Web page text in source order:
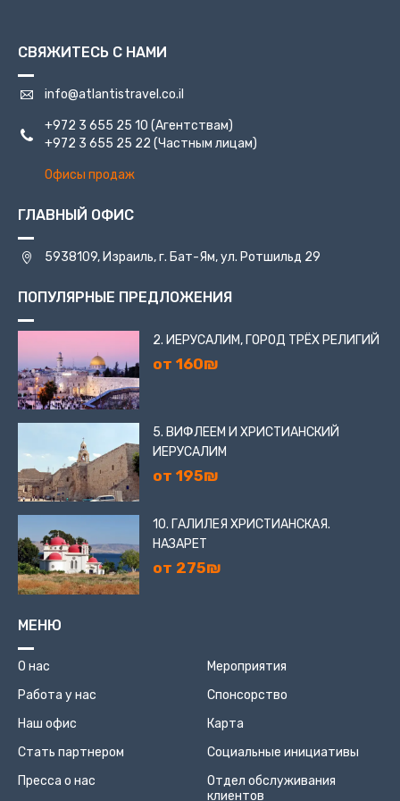
СВЯЖИТЕСЬ С НАМИ
info@atlantistravel.co.il
+972 3 655 25 10 (Агентствам)
+972 3 655 25 22 (Частным лицам)
Офисы продаж
ГЛАВНЫЙ ОФИС
5938109, Израиль, г. Бат-Ям, ул. Ротшильд 29
ПОПУЛЯРНЫЕ ПРЕДЛОЖЕНИЯ
2. ИЕРУСАЛИМ, ГОРОД ТРЁХ РЕЛИГИЙ
от 160₪
5. ВИФЛЕЕМ И ХРИСТИАНСКИЙ
ИЕРУСАЛИМ
от 195₪
10. ГАЛИЛЕЯ ХРИСТИАНСКАЯ.
НАЗАРЕТ
от 275₪
МЕНЮ
О нас
Работа у нас
Наш офис
Стать партнером
Пресса о нас
Мероприятия
Спонсорство
Карта
Социальные инициативы
Отдел обслуживания
клиентов